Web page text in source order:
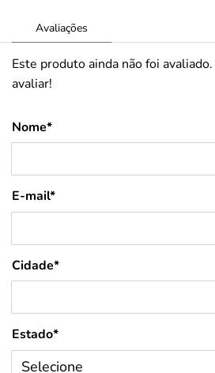
Avaliações
Este produto ainda não foi
avaliar!
Nome*
E-mail*
Cidade*
Estado*